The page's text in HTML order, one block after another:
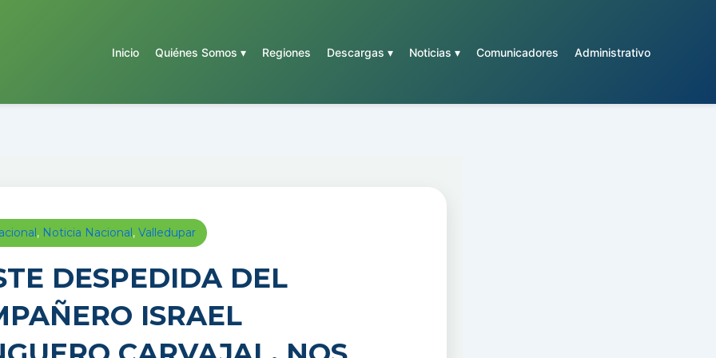
Inicio Quiénes Somos ▾ Regiones Descargas ▾ Noticias ▾ Comunicadores Administrativo
, Noticia Nacional, Valledupar
DESPEDIDA DEL
ISRAEL